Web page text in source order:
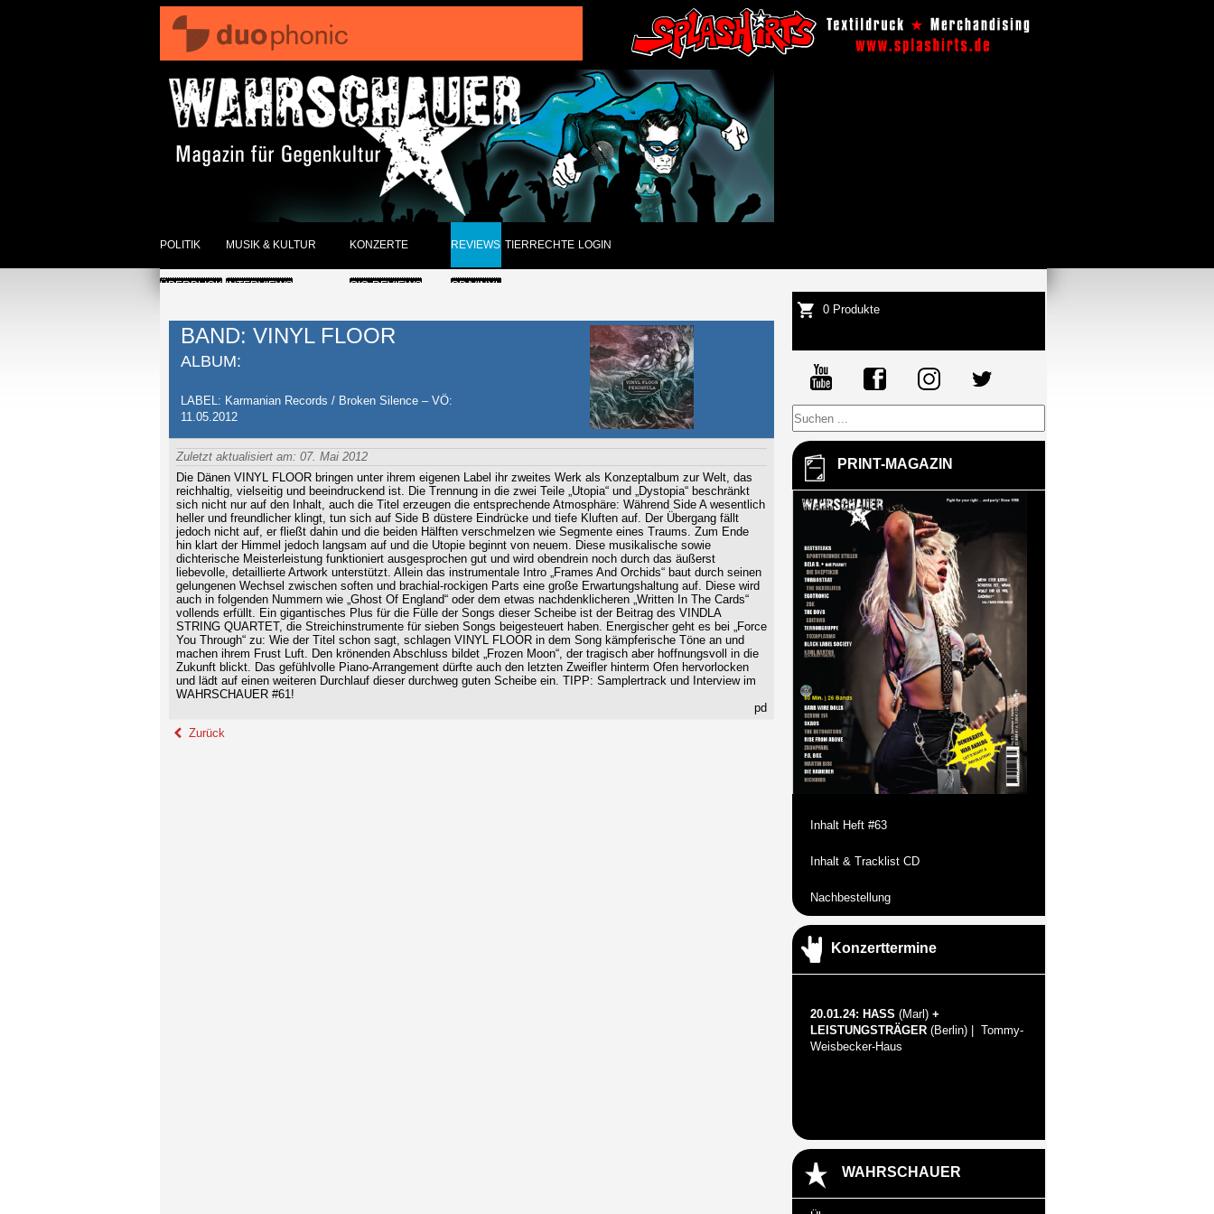
POLITIK
ÜBERBLICK
MUSIK & KULTUR
INTERVIEWS
REVIEWS DER WOCHE
SONSTIGES
ÜBERBLICK
KONZERTE
GIG-REVIEWS
ANKÜNDIGUNGEN
REVIEWS
CD/VINYL
DVD
TIERRECHTE LOGIN
BAND: VINYL FLOOR
ALBUM:
LABEL: Karmanian Records / Broken Silence – VÖ:
11.05.2012
Zuletzt aktualisiert am: 07. Mai 2012
Die Dänen VINYL FLOOR bringen unter ihrem eigenen Label ihr zweites Werk als Konzeptalbum zur Welt, das
reichhaltig, vielseitig und beeindruckend ist. Die Trennung in die zwei Teile „Utopia“ und „Dystopia“ beschränkt
sich nicht nur auf den Inhalt, auch die Titel erzeugen die entsprechende Atmosphäre: Während Side A wesentlich
heller und freundlicher klingt, tun sich auf Side B düstere Eindrücke und tiefe Kluften auf. Der Übergang fällt
jedoch nicht auf, er fließt dahin und die beiden Hälften verschmelzen wie Segmente eines Traums. Zum Ende
hin klart der Himmel jedoch langsam auf und die Utopie beginnt von neuem. Diese musikalische sowie
dichterische Meisterleistung funktioniert ausgesprochen gut und wird obendrein noch durch das äußerst
liebevolle, detaillierte Artwork unterstützt. Allein das instrumentale Intro „Frames And Orchids“ baut durch seinen
gelungenen Wechsel zwischen soften und brachial-rockigen Parts eine große Erwartungshaltung auf. Diese wird
auch in folgenden Nummern wie „Ghost Of England“ oder dem etwas nachdenklicheren „Written In The Cards“
vollends erfüllt. Ein gigantisches Plus für die Fülle der Songs dieser Scheibe ist der Beitrag des VINDLA
STRING QUARTET, die Streichinstrumente für sieben Songs beigesteuert haben. Energischer geht es bei „Force
You Through“ zu: Wie der Titel schon sagt, schlagen VINYL FLOOR in dem Song kämpferische Töne an und
machen ihrem Frust Luft. Den krönenden Abschluss bildet „Frozen Moon“, der tragisch aber hoffnungsvoll in die
Zukunft blickt. Das gefühlvolle Piano-Arrangement dürfte auch den letzten Zweifler hinterm Ofen hervorlocken
und lädt auf einen weiteren Durchlauf dieser durchweg guten Scheibe ein. TIPP: Samplertrack und Interview im
WAHRSCHAUER #61!
pd
Zurück
0 Produkte
PRINT-MAGAZIN
Inhalt Heft #63
Inhalt & Tracklist CD
Nachbestellung
Konzerttermine
20.01.24: HASS (Marl) +
LEISTUNGSTRÄGER (Berlin) | Tommy-
Weisbecker-Haus
WAHRSCHAUER